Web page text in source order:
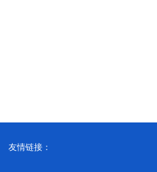
友情链接：